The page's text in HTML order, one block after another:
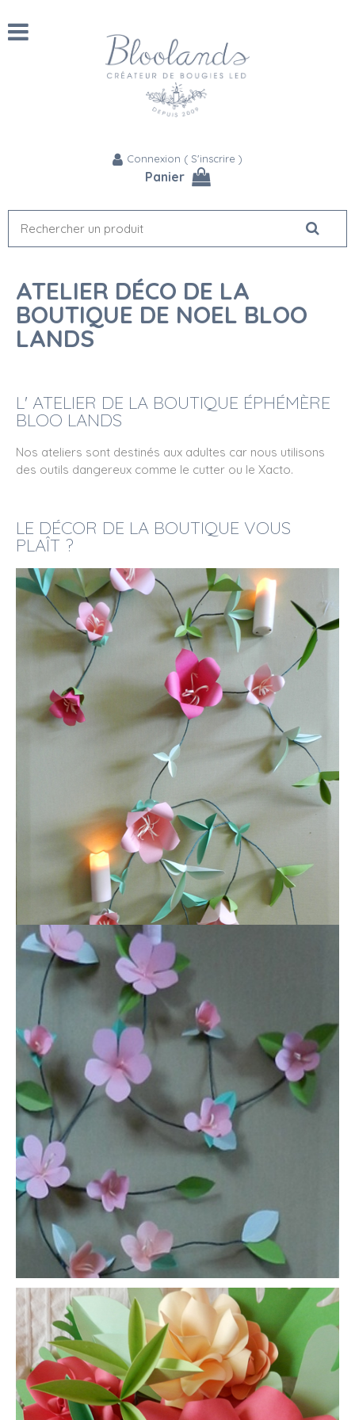
Connexion ( S'inscrire )
Panier
ATELIER DÉCO DE LA
BOUTIQUE DE NOEL BLOO
LANDS
L' ATELIER DE LA BOUTIQUE ÉPHÉMÈRE
BLOO LANDS
Nos ateliers sont destinés aux adultes car nous utilisons
des outils dangereux comme le cutter ou le Xacto.
LE DÉCOR DE LA BOUTIQUE VOUS
PLAÎT ?